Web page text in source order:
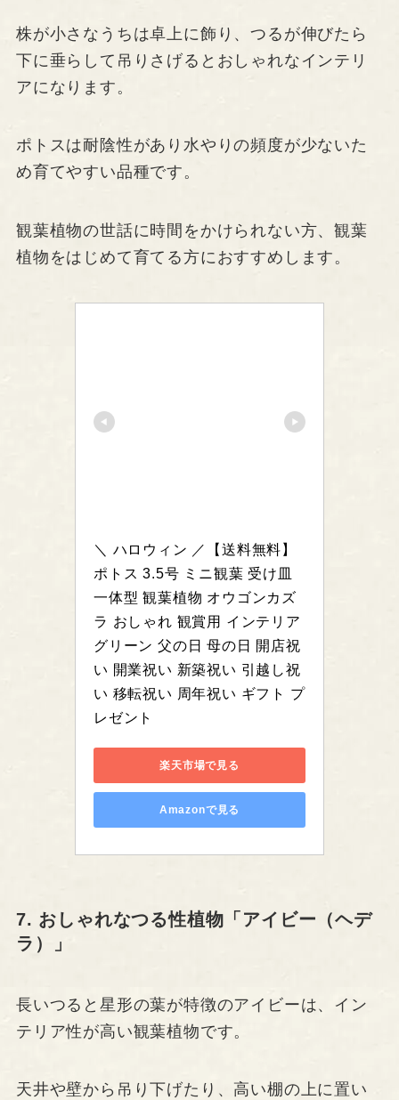
株が小さなうちは卓上に飾り、つるが伸びたら
下に垂らして吊りさげるとおしゃれなインテリ
アになります。
ポトスは耐陰性があり水やりの頻度が少ないた
め育てやすい品種です。
観葉植物の世話に時間をかけられない方、観葉
植物をはじめて育てる方におすすめします。
＼ ハロウィン ／【送料無料】
ポトス 3.5号 ミニ観葉 受け皿
一体型 観葉植物 オウゴンカズ
ラ おしゃれ 観賞用 インテリア
グリーン 父の日 母の日 開店祝
い 開業祝い 新築祝い 引越し祝
い 移転祝い 周年祝い ギフト プ
レゼント
楽天市場で見る
Amazonで見る
7. おしゃれなつる性植物「アイビー（ヘデ
ラ）」
長いつると星形の葉が特徴のアイビーは、イン
テリア性が高い観葉植物です。
天井や壁から吊り下げたり、高い棚の上に置い